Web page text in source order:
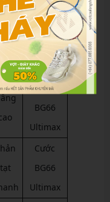
Với
Cước
BG66
Ultimax
Cước
BG66
Ultimax
tạt
Cước
BG66
Ultimax